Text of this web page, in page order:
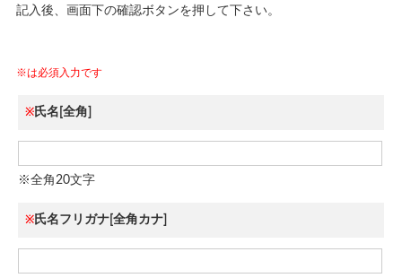
記入後、画面下の確認ボタンを押して下さい。
※は必須入力です
※ 氏名[全角]
※全角20文字
※ 氏名フリガナ[全角カナ]